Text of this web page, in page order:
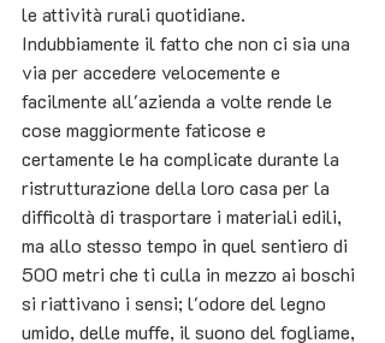
le attività rurali quotidiane.
Indubbiamente il fatto che non ci sia una
via per accedere velocemente e
facilmente all'azienda a volte rende le
cose maggiormente faticose e
certamente le ha complicate durante la
ristrutturazione della loro casa per la
difficoltà di trasportare i materiali edili,
ma allo stesso tempo in quel sentiero di
500 metri che ti culla in mezzo ai boschi
si riattivano i sensi; l'odore del legno
umido, delle muffe, il suono del fogliame,